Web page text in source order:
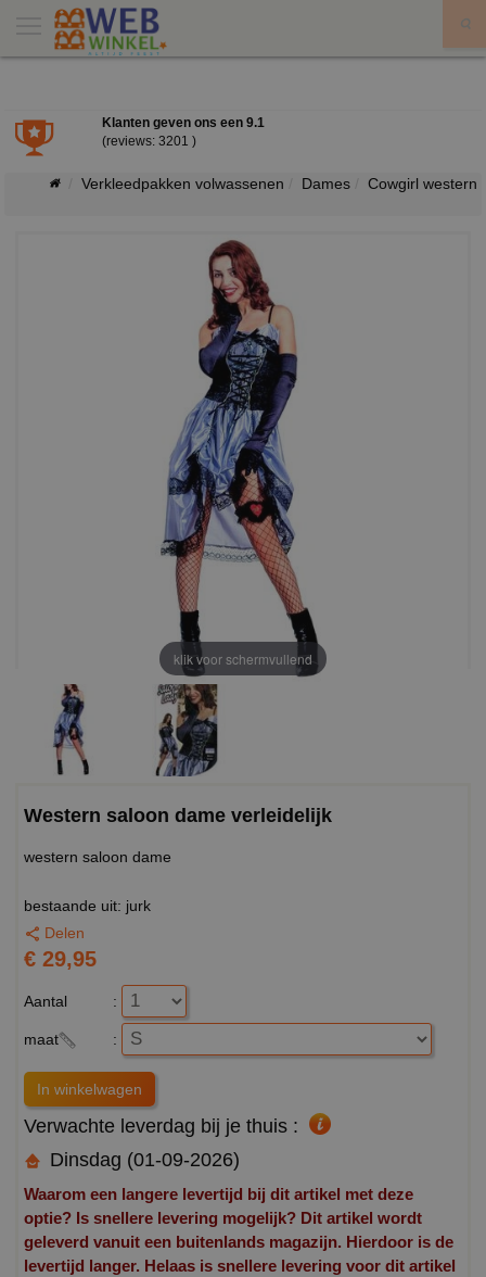
Klanten geven ons een 9.1
(reviews: 3201 )
Verkleedpakken volwassenen Dames Cowgirl western
klik voor schermvullend
Western saloon dame verleidelijk
western saloon dame
bestaande uit: jurk
Delen
€ 29,95
Aantal :
maat :
Verwachte leverdag bij je thuis :
Dinsdag (01-09-2026)
Waarom een langere levertijd bij dit artikel met deze
optie? Is snellere levering mogelijk? Dit artikel wordt
geleverd vanuit een buitenlands magazijn. Hierdoor is de
levertijd langer. Helaas is snellere levering voor dit artikel